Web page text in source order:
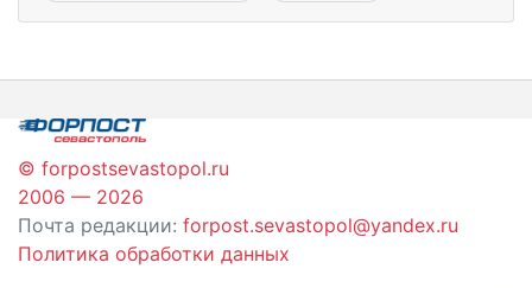
© forpostsevastopol.ru
2006 — 2026
Почта редакции: forpost.sevastopol@yandex.ru
Политика обработки данных